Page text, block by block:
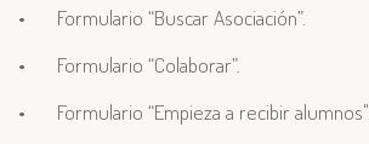
•
Formulario “Buscar Asociación”.
•
Formulario “Colaborar”.
•
Formulario “Empieza a recibir alumnos".